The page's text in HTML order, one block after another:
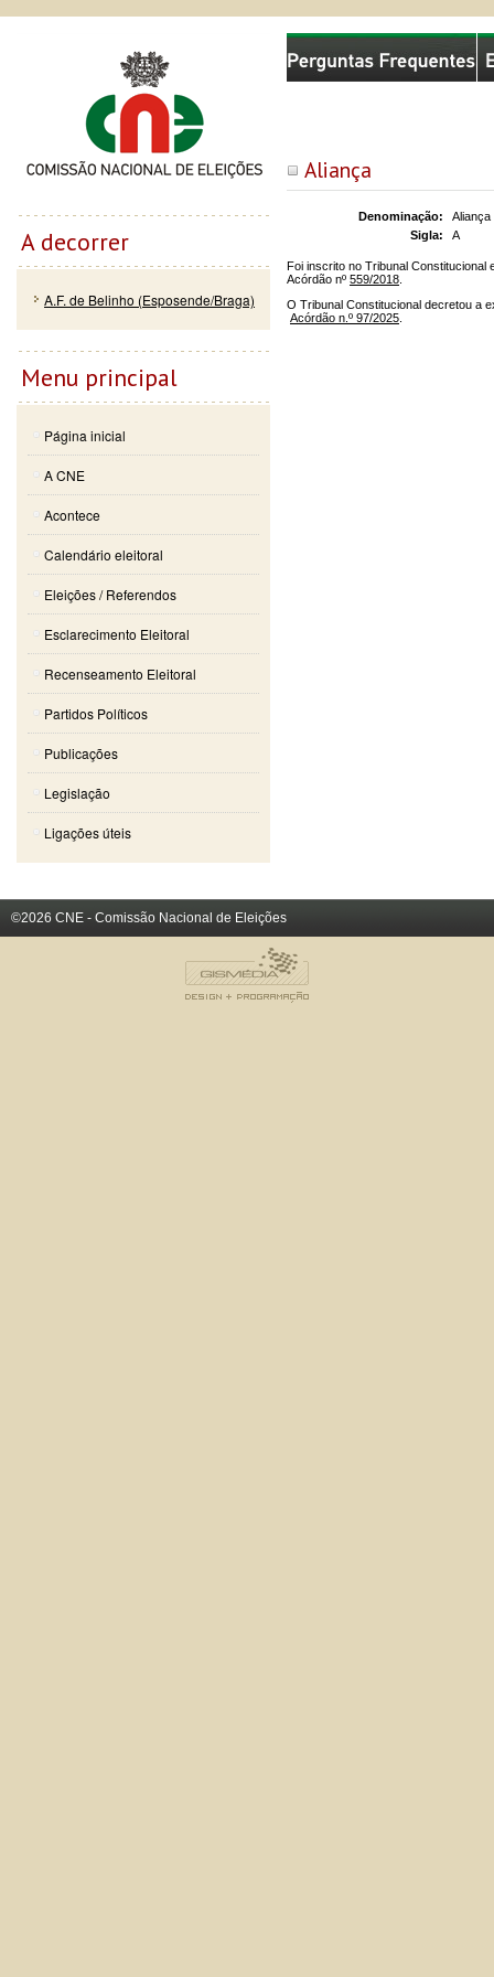
Aliança
Denominação:
Aliança
Sigla:
A
Foi inscrito no Tribunal Constitucional
Acórdão nº 559/2018
O Tribunal Constitucional decretou a
Acórdão n.º 97/2025
Comissão Nacional de Eleições
A decorrer
A.F. de Belinho (Esposende/Braga)
Menu principal
Página inicial
A CNE
Acontece
Calendário eleitoral
Eleições / Referendos
Esclarecimento Eleitoral
Recenseamento Eleitoral
Partidos Políticos
Publicações
Legislação
Ligações úteis
©2026 CNE - Comissão Nacional de Eleições